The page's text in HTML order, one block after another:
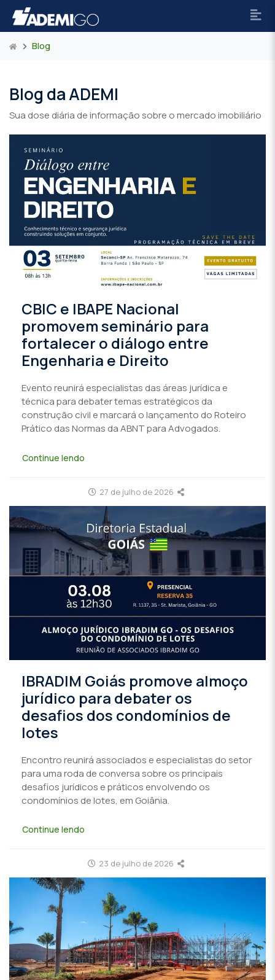
Blog
Blog da ADEMI
Sua dose diária de informação sobre o mercado imobiliário
CBIC e IBAPE Nacional
promovem seminário para
fortalecer o diálogo entre
Engenharia e Direito
Evento reunirá especialistas das áreas jurídica e
técnica para debater temas estratégicos da
construção civil e marcará o lançamento do Roteiro
Prático das Normas da ABNT para Advogados.
Continue lendo
27 de julho de 2026
IBRADIM Goiás promove almoço
jurídico para debater os
desafios dos condomínios de
lotes
Encontro reunirá associados e especialistas do setor
para uma roda de conversa sobre os principais
desafios jurídicos e práticos envolvendo os
condomínios de lotes, em Goiânia.
Continue lendo
23 de julho de 2026